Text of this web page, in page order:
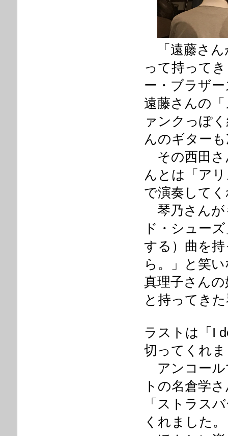
「遠藤さん
って持って
ー・ブラザ
遠藤さんの
ァンクっぽ
んのギター
その西田さ
んとは「ア
で演奏して
琴乃さんが
ド・シュー
する）曲を
ら。」と笑
真理子さん
と持ってき
ラストは「I
切ってくれ
アンコール
トの名倉学
「ストラス
くれました。